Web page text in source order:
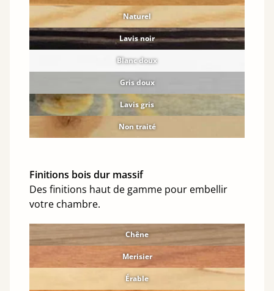
Naturel
Lavis noir
Blanc doux
Gris doux
Lavis gris
Non traité
Finitions bois dur massif
Des finitions haut de gamme pour embellir
votre chambre.
Chêne
Merisier
Érable